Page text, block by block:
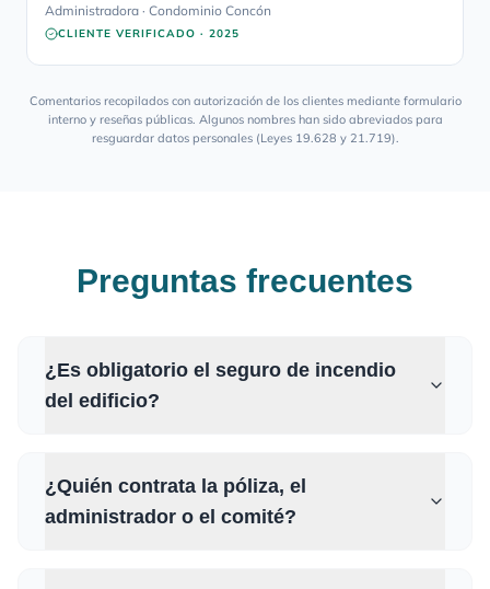
Administradora · Condominio Concón
CLIENTE VERIFICADO · 2025
Comentarios recopilados con autorización de los clientes mediante formulario
interno y reseñas públicas. Algunos nombres han sido abreviados para
resguardar datos personales (Leyes 19.628 y 21.719).
Preguntas frecuentes
¿Es obligatorio el seguro de incendio
del edificio?
¿Quién contrata la póliza, el
administrador o el comité?